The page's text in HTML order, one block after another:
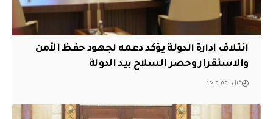
ائتلاف ادارة الدولة يؤكد دعمه لجهود حفظ الأمن
والاستقرار وحصر السلاح بيد الدولة
قبل يوم واحد